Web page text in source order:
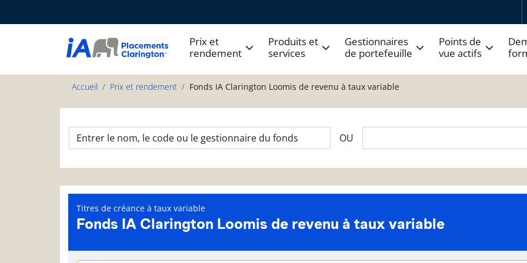
Prix et
rendement
Produits et
services
Gestionnaires
de portefeuille
Points de
vue actifs
Accueil Prix et rendement Fonds IA Clarington Loomis de revenu à taux variable
OU
Titres de créance à taux variable
Fonds IA Clarington Loomis de revenu à taux variable